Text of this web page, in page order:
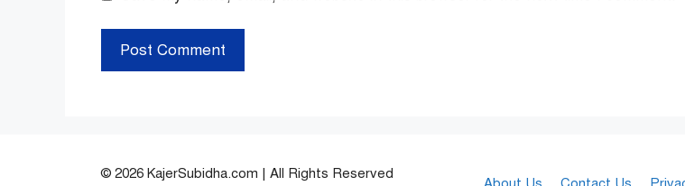
© 2026 KajerSubidha.com | All Rights Reserved